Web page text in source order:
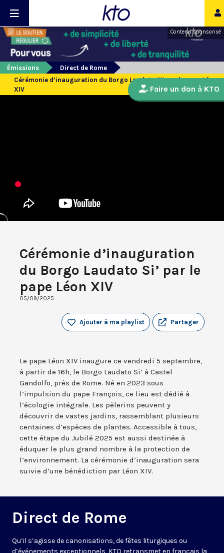
Contenu sponsorisé
Émissions
Direct de Rome
Cérémonie d’inauguration du Borgo Laudato Si’ par le pape Léon
XIV
Cérémonie d’inauguration
du Borgo Laudato Si’ par le
pape Léon XIV
05/09/2025
Partager
Ajouter à ma playlist
Le pape Léon XIV inaugure ce vendredi 5 septembre,
à partir de 16h, le Borgo Laudato Si’ à Castel
Gandolfo, près de Rome. Né en 2023 sous
l’impulsion du pape François, ce lieu est dédié à
l’écologie intégrale. Les pèlerins peuvent y
découvrir de vastes jardins, rassemblant plusieurs
centaines d’espèces de plantes. Accessible à tous,
cette étape du Jubilé 2025 est aussi destinée à
éduquer le plus grand nombre à la protection de
l’environnement. La cérémonie d’inauguration sera
suivie d’une bénédiction par Léon XIV.
Direct de Rome
Qu’il s’agisse de canonisations, de fêtes liturgiques ou
d’événements exceptionnels, KTO retransmet en français la
Faire un don à KTO